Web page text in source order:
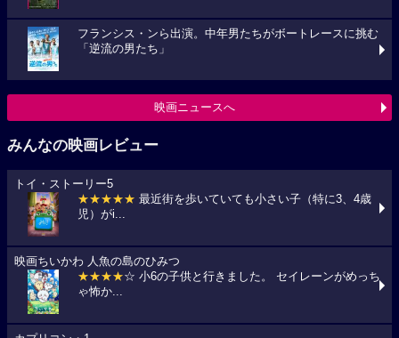
フランシス・ンら出演。中年男たちがボートレースに挑む
「逆流の男たち」
映画ニュースへ
みんなの映画レビュー
トイ・ストーリー5
★★★★★ 最近街を歩いていても小さい子（特に3、4歳
児）がi...
映画ちいかわ 人魚の島のひみつ
★★★★☆ 小6の子供と行きました。 セイレーンがめっち
ゃ怖か...